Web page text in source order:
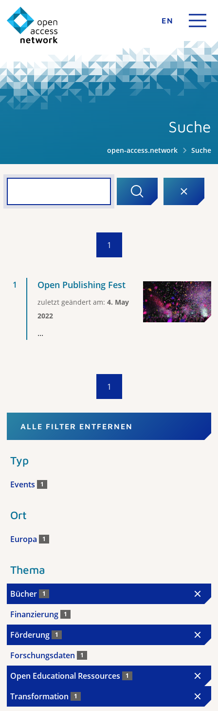
EN
Suche
open-access.network Suche
1
Open Publishing Fest
zuletzt geändert am: 4. May
2022
...
1
ALLE FILTER ENTFERNEN
Typ
Events 1
Ort
Europa 1
Thema
Bücher 1
Finanzierung 1
Förderung 1
Forschungsdaten 1
Open Educational Ressources 1
Transformation 1